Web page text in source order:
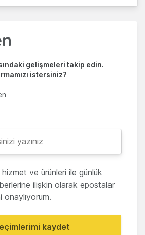
gelişmeleri takip edin.
istersiniz?
ve ürünleri ile günlük
ilişkin olarak epostalar
onaylıyorum.
kaydet